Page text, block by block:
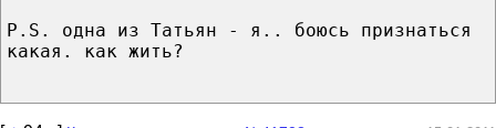
P.S. одна из Татьян - я.. боюсь признаться
какая. как жить?